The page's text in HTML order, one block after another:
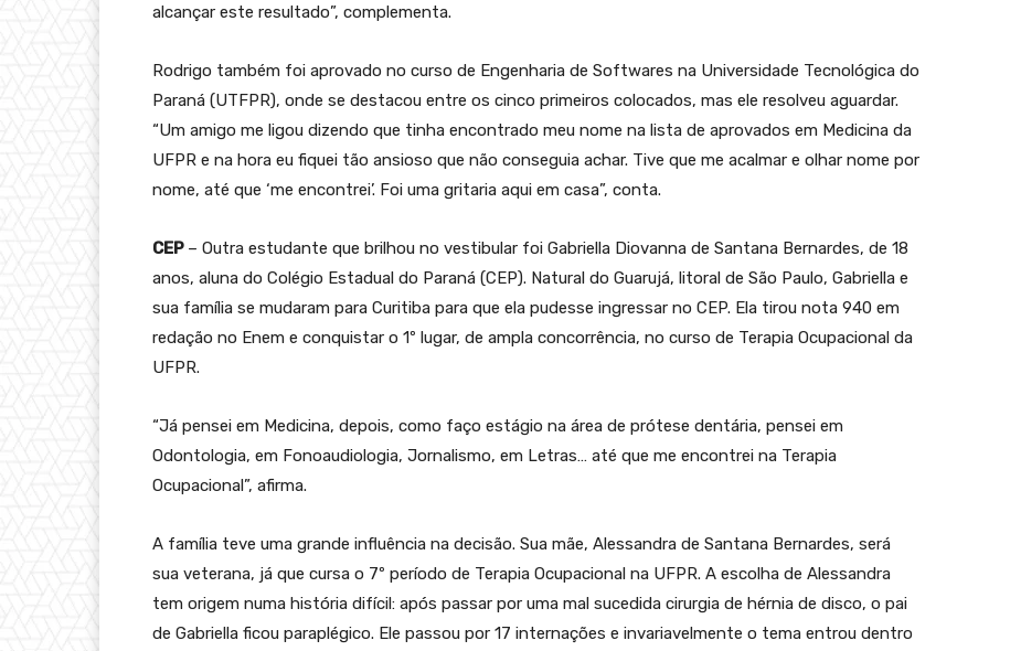
alcançar este resultado”, complementa.
Rodrigo também foi aprovado no curso de Engenharia de Softwares na Universidade Tecnológica do
Paraná (UTFPR), onde se destacou entre os cinco primeiros colocados, mas ele resolveu aguardar.
“Um amigo me ligou dizendo que tinha encontrado meu nome na lista de aprovados em Medicina da
UFPR e na hora eu fiquei tão ansioso que não conseguia achar. Tive que me acalmar e olhar nome por
nome, até que ‘me encontrei’. Foi uma gritaria aqui em casa”, conta.
CEP – Outra estudante que brilhou no vestibular foi Gabriella Diovanna de Santana Bernardes, de 18
anos, aluna do Colégio Estadual do Paraná (CEP). Natural do Guarujá, litoral de São Paulo, Gabriella e
sua família se mudaram para Curitiba para que ela pudesse ingressar no CEP. Ela tirou nota 940 em
redação no Enem e conquistar o 1º lugar, de ampla concorrência, no curso de Terapia Ocupacional da
UFPR.
“Já pensei em Medicina, depois, como faço estágio na área de prótese dentária, pensei em
Odontologia, em Fonoaudiologia, Jornalismo, em Letras… até que me encontrei na Terapia
Ocupacional”, afirma.
A família teve uma grande influência na decisão. Sua mãe, Alessandra de Santana Bernardes, será
sua veterana, já que cursa o 7º período de Terapia Ocupacional na UFPR. A escolha de Alessandra
tem origem numa história difícil: após passar por uma mal sucedida cirurgia de hérnia de disco, o pai
de Gabriella ficou paraplégico. Ele passou por 17 internações e invariavelmente o tema entrou dentro